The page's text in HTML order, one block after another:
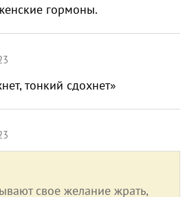
гормоны.
тонкий сдохнет»
свое желание жрать,